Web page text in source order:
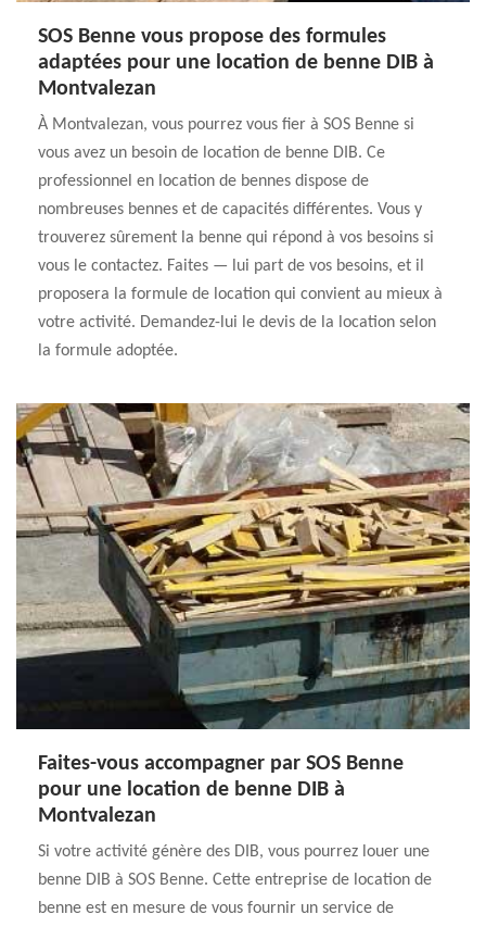
SOS Benne vous propose des formules
adaptées pour une location de benne DIB à
Montvalezan
À Montvalezan, vous pourrez vous fier à SOS Benne si
vous avez un besoin de location de benne DIB. Ce
professionnel en location de bennes dispose de
nombreuses bennes et de capacités différentes. Vous y
trouverez sûrement la benne qui répond à vos besoins si
vous le contactez. Faites — lui part de vos besoins, et il
proposera la formule de location qui convient au mieux à
votre activité. Demandez-lui le devis de la location selon
la formule adoptée.
Faites-vous accompagner par SOS Benne
pour une location de benne DIB à
Montvalezan
Si votre activité génère des DIB, vous pourrez louer une
benne DIB à SOS Benne. Cette entreprise de location de
benne est en mesure de vous fournir un service de